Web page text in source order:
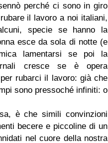
perché ci sono in giro
il lavoro a noi italiani,
specie se hanno la
esce da sola di notte (e
lamentarsi se poi la
cresce se è opera
rubarci il lavoro: già che
sono pressoché infiniti: o
è che simili convinzioni
becere e piccoline di un
nel cuore della nostra